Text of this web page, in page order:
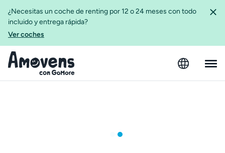
¿Necesitas un coche de renting por 12 o 24 meses con todo
incluido y entrega rápida?
Ver coches